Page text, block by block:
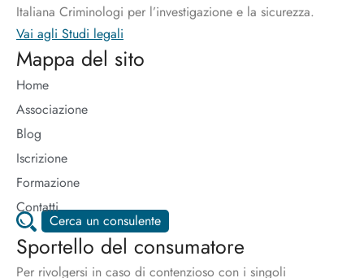
Italiana Criminologi per l’investigazione e la sicurezza.
Vai agli Studi legali
Mappa del sito
Home
Associazione
Blog
Iscrizione
Formazione
Contatti
Cerca un consulente
Sportello del consumatore
Per rivolgersi in caso di contenzioso con i singoli